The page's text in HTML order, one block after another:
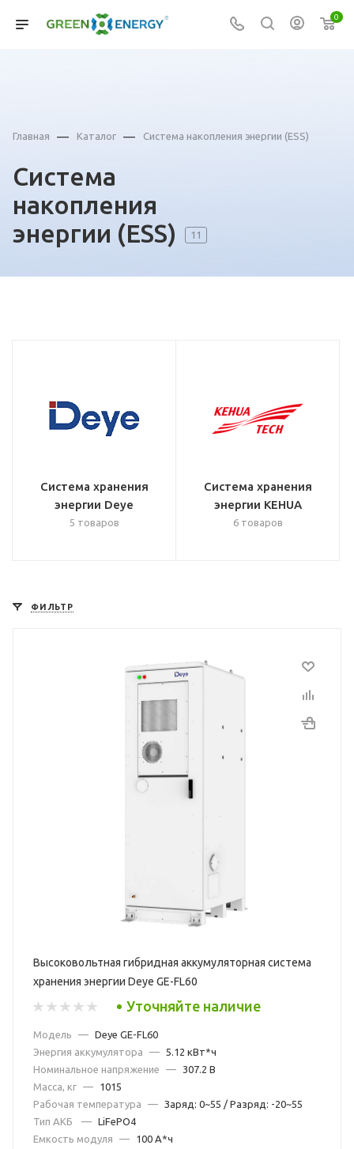
0
Главная — Каталог — Система накопления энергии (ESS)
Система
накопления
энергии (ESS)
11
Система хранения
энергии Deye
5 товаров
Система хранения
энергии KEHUA
6 товаров
ФИЛЬТР
Высоковольтная гибридная аккумуляторная система
хранения энергии Deye GE-FL60
Уточняйте наличие
Модель — Deye GE-FL60
Энергия аккумулятора
— 5.12 кВт*ч
Номинальное напряжение
—
307.2 В
Масса, кг —
1015
Рабочая температура
— Заряд: 0~55 / Разряд: -20~55
Тип АКБ
— LiFePO4
Емкость модуля
—
100 А*ч